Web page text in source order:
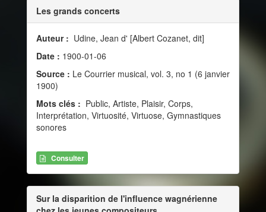
Les grands concerts
Auteur : Udine, Jean d' [Albert Cozanet, dit]
Date : 1900-01-06
Source : Le Courrier musical, vol. 3, no 1 (6 janvier
1900)
Mots clés : Public, Artiste, Plaisir, Corps,
Interprétation, Virtuosité, Virtuose, Gymnastiques
sonores
Consulter
Sur la disparition de l'influence wagnérienne